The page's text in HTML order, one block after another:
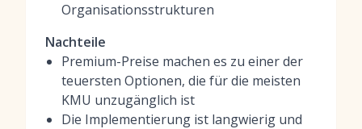
Organisationsstrukturen
Nachteile
Premium-Preise machen es zu einer der
teuersten Optionen, die für die meisten
KMU unzugänglich ist
Die Implementierung ist langwierig und